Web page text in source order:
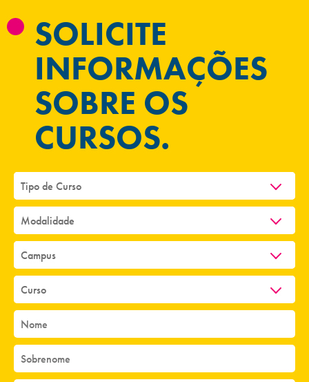
SOLICITE
INFORMAÇÕES
SOBRE OS
CURSOS.